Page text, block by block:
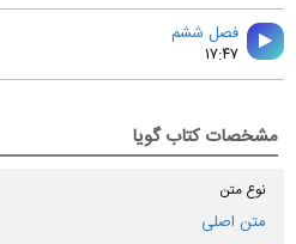
فصل ششم
۱۷:۴۷
مشخصات کتاب گویا
نوع متن
متن اصلی